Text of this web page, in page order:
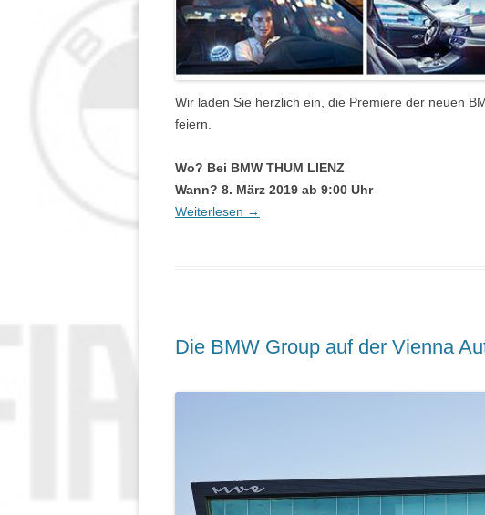
Wir laden Sie herzlich ein, die Premiere der neuen
feiern.
Wo? Bei BMW THUM LIENZ
Wann? 8. März 2019 ab 9:00 Uhr
Weiterlesen →
Die BMW Group auf der Vienna